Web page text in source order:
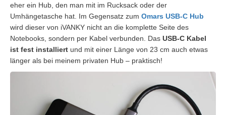
eher ein Hub, den man mit im Rucksack oder der
Umhängetasche hat. Im Gegensatz zum Omars USB-C Hub
wird dieser von iVANKY nicht an die komplette Seite des
Notebooks, sondern per Kabel verbunden. Das USB-C Kabel
ist fest installiert und mit einer Länge von 23 cm auch etwas
länger als bei meinem privaten Hub – praktisch!